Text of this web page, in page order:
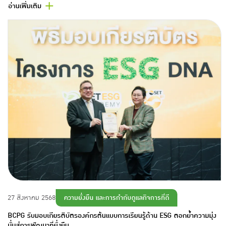
อ่านเพิ่มเติม
27 สิงหาคม 2568 ความยั่งยืน และการกำกับดูแลกิจการที่ดี
BCPG รับมอบเกียรติบัตรองค์กรต้นแบบการเรียนรู้ด้าน ESG ตอกย้ำความมุ่ง